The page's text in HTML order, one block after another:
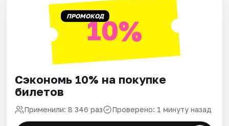
ПРОМОКОД10%
Сэкономь 10% на покупке
билетов
Применили: 8 346 раз Проверено: 1 минуту назад